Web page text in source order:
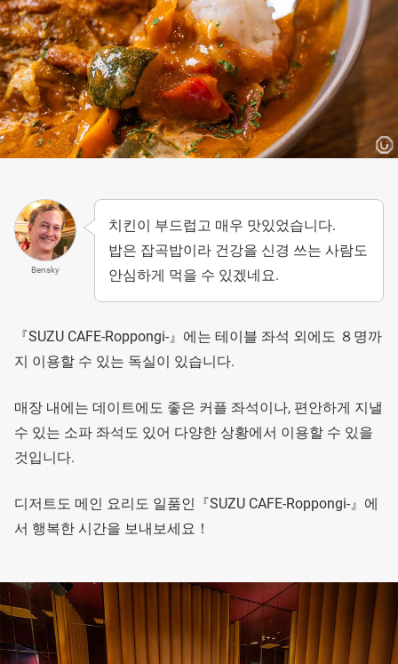
Bensky
치킨이 부드럽고 매우 맛있었습니다.
밥은 잡곡밥이라 건강을 신경 쓰는 사람도
안심하게 먹을 수 있겠네요.
『SUZU CAFE-Roppongi-』에는 테이블 좌석 외에도 ８명까
지 이용할 수 있는 독실이 있습니다.
매장 내에는 데이트에도 좋은 커플 좌석이나, 편안하게 지낼
수 있는 소파 좌석도 있어 다양한 상황에서 이용할 수 있을
것입니다.
디저트도 메인 요리도 일품인『SUZU CAFE-Roppongi-』에
서 행복한 시간을 보내보세요！